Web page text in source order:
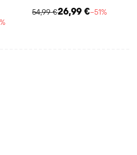
54,99 €26,99 €−51%